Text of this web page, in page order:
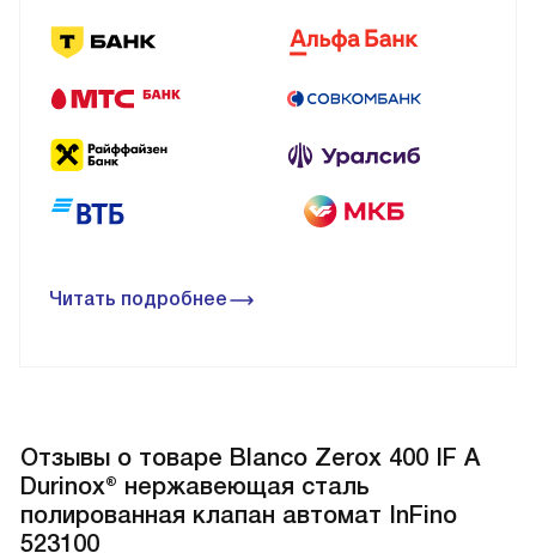
Читать подробнее
Отзывы о товаре Blanco Zerox 400 IF A
Durinox® нержавеющая сталь
полированная клапан автомат InFino
523100